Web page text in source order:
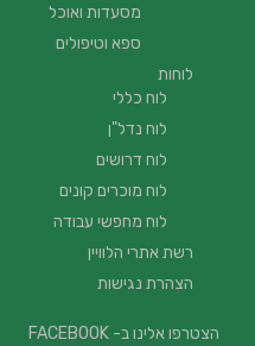
מסעדות ואוכל
ספא וטיפולים
לוחות
לוח כללי
לוח נדל"ן
לוח דרושים
לוח מוכרים קונים
לוח מחפשי עבודה
רשת אתרי הלוויין
הצהרת נגישות
הצטרפו אלינו ב- FACEBOOK